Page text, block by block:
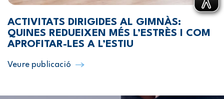
ACTIVITATS DIRIGIDES AL GIMNÀS:
QUINES REDUEIXEN MÉS L’ESTRÈS I COM
APROFITAR-LES A L’ESTIU
Veure publicació